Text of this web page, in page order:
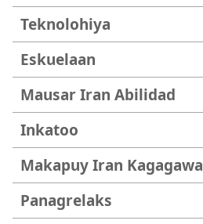
Teknolohiya
Eskuelaan
Mausar Iran Abilidad
Inkatoo
Makapuy Iran Kagagawa
Panagrelaks